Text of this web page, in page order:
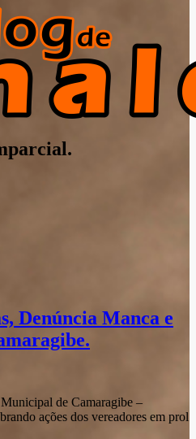
Denúncia Manca e
de Camaragibe –
ações dos vereadores em prol